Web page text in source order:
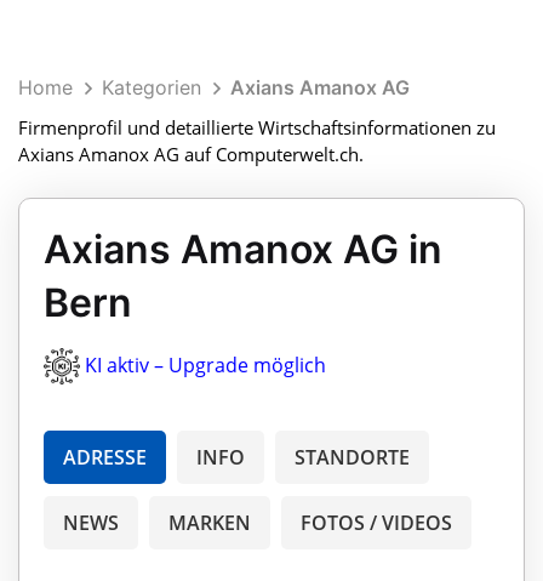
Home Kategorien
Axians Amanox AG
Firmenprofil und detaillierte Wirtschaftsinformationen zu
Axians Amanox AG auf Computerwelt.ch.
Axians Amanox AG in
Bern
KI aktiv – Upgrade möglich
ADRESSE INFO STANDORTE
NEWS MARKEN FOTOS / VIDEOS